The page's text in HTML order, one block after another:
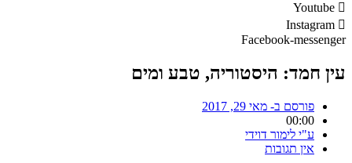
Youtube
Instagram
Facebook-messenger
עין חמד: היסטוריה, טבע ומים
פורסם ב- מאי 29, 2017
00:00
ע"י לימור דוידי
אין תגובות